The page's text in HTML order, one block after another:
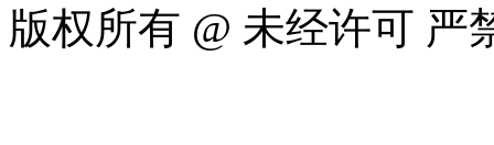
版权所有 @ 未经许可 严